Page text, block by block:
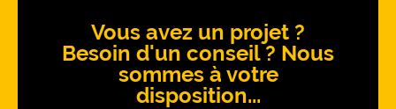
Vous avez un projet ?
Besoin d'un conseil ? Nous
sommes à votre
disposition...